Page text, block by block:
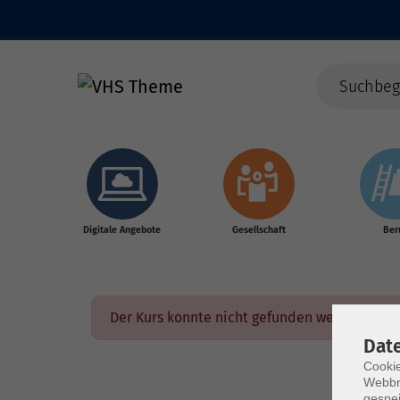
Digitale Angebote Gesellschaft
Der Kurs konnte nicht gefunden werden.